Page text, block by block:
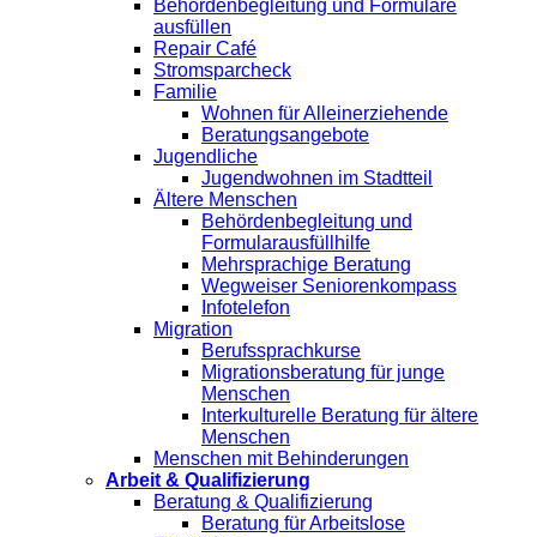
Behördenbegleitung und Formulare
ausfüllen
Repair Café
Stromsparcheck
Familie
Wohnen für Alleinerziehende
Beratungsangebote
Jugendliche
Jugendwohnen im Stadtteil
Ältere Menschen
Behördenbegleitung und
Formularausfüllhilfe
Mehrsprachige Beratung
Wegweiser Seniorenkompass
Infotelefon
Migration
Berufssprachkurse
Migrationsberatung für junge
Menschen
Interkulturelle Beratung für ältere
Menschen
Menschen mit Behinderungen
Arbeit & Qualifizierung
Beratung & Qualifizierung
Beratung für Arbeitslose